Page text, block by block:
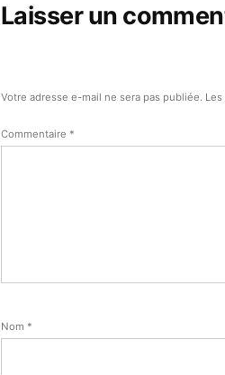
Laisser un
Votre adresse e-mail ne sera pas publiée.
Commentaire *
Nom *